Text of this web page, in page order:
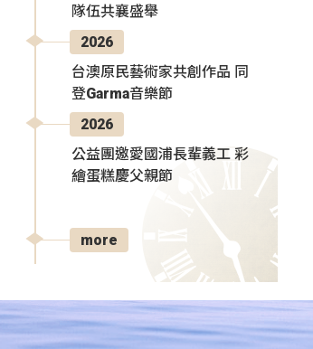
隊伍共襄盛舉
2026
台澳原民藝術家共創作品 同
登Garma音樂節
2026
公益團邀愛國浦長輩義工 彩
繪蛋糕慶父親節
more